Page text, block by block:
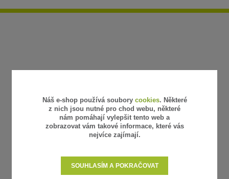
Náš e-shop používá soubory cookies. Některé
z nich jsou nutné pro chod webu, některé
nám pomáhají vylepšit tento web a
zobrazovat vám takové informace, které vás
nejvíce zajímají.
SOUHLASÍM A POKRAČOVAT